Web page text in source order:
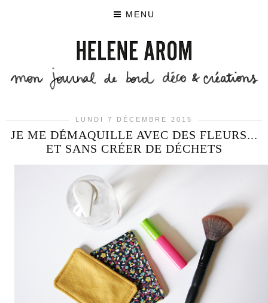
MENU
LUNDI 7 DÉCEMBRE 2015
JE ME DÉMAQUILLE AVEC DES FLEURS...
ET SANS CRÉER DE DÉCHETS